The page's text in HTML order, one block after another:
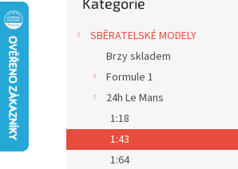
a
n
kategorie
SBĚRATELSKÉ MODELY
Brzy skladem
Formule 1
24h Le Mans
1:18
1:43
1:64